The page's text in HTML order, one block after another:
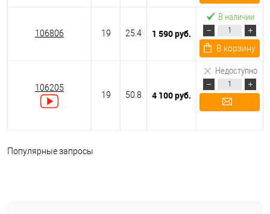
106806 19 25.4 1 590 руб.
В наличии
В корзину
106205
19 50.8 4 100 руб.
Недоступно
Популярные запросы